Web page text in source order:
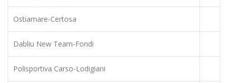
Ostiamare-Certosa
Dabliu New Team-Fondi
Polisportiva Carso-Lodigiani